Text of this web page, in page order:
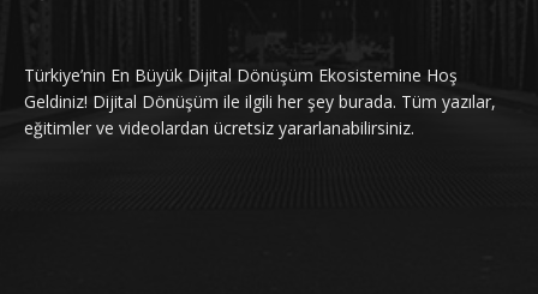
Türkiye’nin En Büyük Dijital Dönüşüm Ekosistemine Hoş
Geldiniz! Dijital Dönüşüm ile ilgili her şey burada. Tüm yazılar,
eğitimler ve videolardan ücretsiz yararlanabilirsiniz.